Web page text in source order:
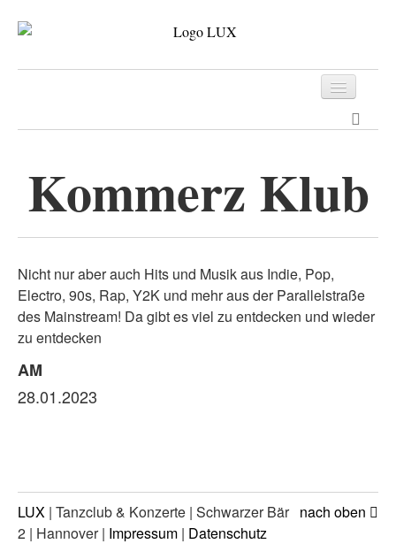
Archiv
Kontakt
Kommerz Klub
Nicht nur aber auch Hits und Musik aus Indie, Pop,
Electro, 90s, Rap, Y2K und mehr aus der Parallelstraße
des Mainstream! Da gibt es viel zu entdecken und wieder
zu entdecken
AM
28.01.2023
nach oben
LUX | Tanzclub & Konzerte | Schwarzer Bär
2 | Hannover | Impressum | Datenschutz